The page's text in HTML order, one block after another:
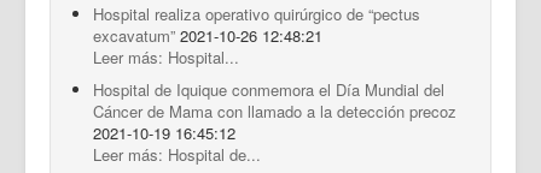
Hospital realiza operativo quirúrgico de “pectus
excavatum” 2021-10-26 12:48:21
Leer más: Hospital...
Hospital de Iquique conmemora el Día Mundial del
Cáncer de Mama con llamado a la detección precoz
2021-10-19 16:45:12
Leer más: Hospital de...